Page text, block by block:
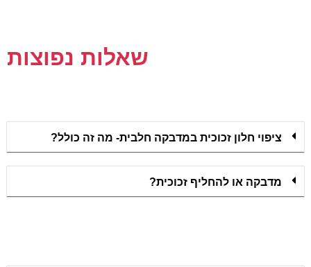
שאלות נפוצות
ציפוי חלון זכוכית במדבקה חלבית- מה זה כולל?
מדבקה או להחליף זכוכית?